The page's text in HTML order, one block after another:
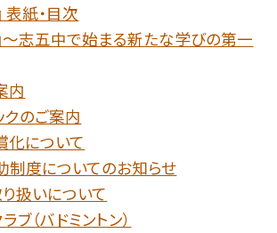
表紙・目次
～志五中で始まる新たな学びの第一
内
のご案内
化について
制度についてのお知らせ
扱いについて
ブ（バドミントン）